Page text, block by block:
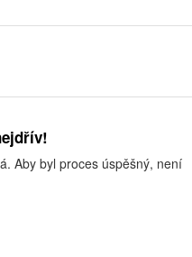
Aby byl proces úspěšný, není